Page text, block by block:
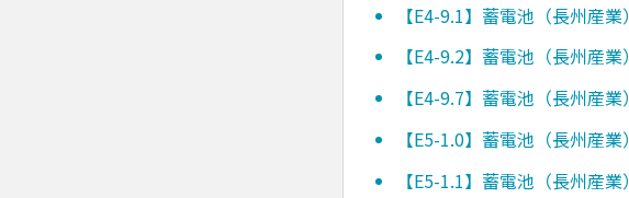
【E4-9.1】蓄電池（長州産業）
【E4-9.2】蓄電池（長州産業）
【E4-9.7】蓄電池（長州産業）
【E5-1.0】蓄電池（長州産業）
【E5-1.1】蓄電池（長州産業）